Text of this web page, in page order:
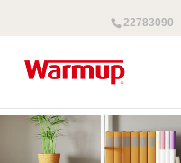
22783090